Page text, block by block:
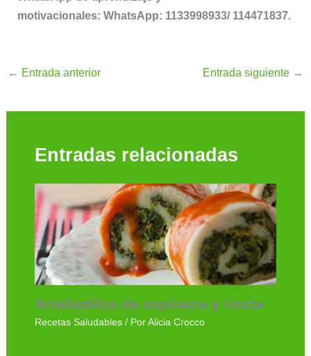
motivacionales: WhatsApp: 1133998933/ 114471837.
← Entrada anterior Entrada siguiente →
Entradas relacionadas
Arrolladitos de espinaca y ricota
Recetas Saludables/ Por Alicia Crocco